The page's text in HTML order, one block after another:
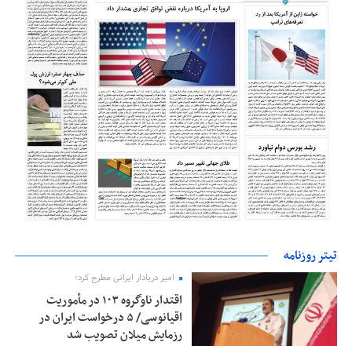
تیتر روزنامه
امیر دریادار ایرانی مطرح کرد؛
اقتدار ناوگروه ۱۰۳ در مأموریت‌
اقیانوسی/ ۵ درخواست ایران در
رزمایش میلان تصویب شد